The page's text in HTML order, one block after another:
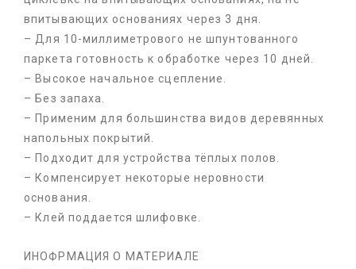
впитывающих основаниях через 3 дня.
– Для 10-миллиметрового не шпунтованного
паркета готовность к обработке через 10 дней.
– Высокое начальное сцепление.
– Без запаха.
– Применим для большинства видов деревянных
напольных покрытий.
– Подходит для устройства тёплых полов.
– Компенсирует некоторые неровности
основания.
– Клей поддается шлифовке.
ИНОФРМАЦИЯ О МАТЕРИАЛЕ